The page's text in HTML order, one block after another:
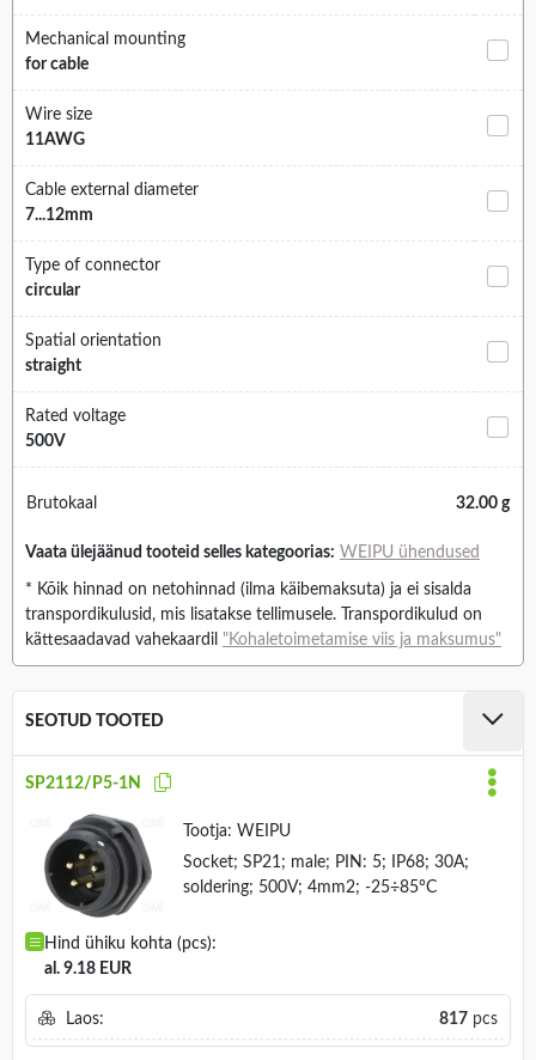
Mechanical mounting
for cable
Wire size
11AWG
Cable external diameter
7...12mm
Type of connector
circular
Spatial orientation
straight
Rated voltage
500V
Brutokaal 32.00 g
Vaata ülejäänud tooteid selles kategoorias: WEIPU ühendused
* Kõik hinnad on netohinnad (ilma käibemaksuta) ja ei sisalda
transpordikulusid, mis lisatakse tellimusele. Transpordikulud on
kättesaadavad vahekaardil "Kohaletoimetamise viis ja maksumus"
SEOTUD TOOTED
SP2112/P5-1N
Tootja: WEIPU
Socket; SP21; male; PIN: 5; IP68; 30A;
soldering; 500V; 4mm2; -25÷85°C
Hind ühiku kohta (pcs):
al. 9.18 EUR
Laos: 817 pcs